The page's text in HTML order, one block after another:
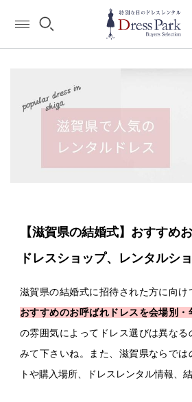
【滋賀県の結婚式】おすすめ
ドレスショップ、レンタルシ
滋賀県の結婚式に招待された方に向け
おすすめのお呼ばれドレスを会場別・
の雰囲気によってドレス選びは異なる
みて下さいね。また、滋賀県ならでは
トや購入場所、ドレスレンタル情報、